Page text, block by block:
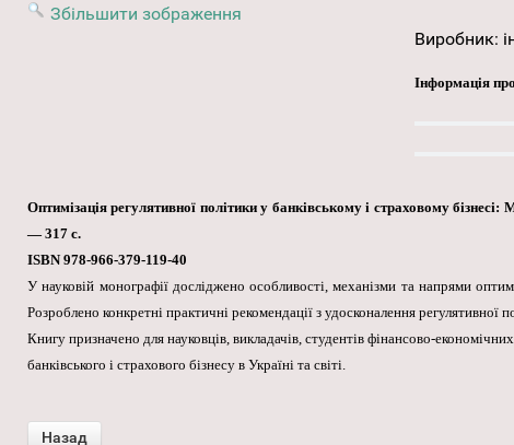
Збільшити зображення
Виробник:
Інформація
Оптимізація регулятивної політики у банківському і страховому
— 317 с.
ISBN 978-966-379-119-40
У науковій монографії досліджено особливості, механізми та напрями
Розроблено конкретні практичні рекомендації з удосконалення регулятивної
Книгу призначено для науковців, викладачів, студентів фінансово-
банківського і страхового бізнесу в Україні та світі.